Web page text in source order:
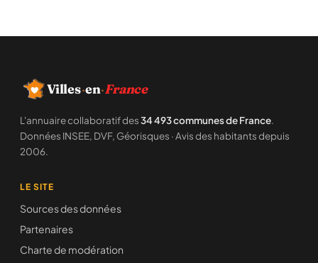
Villes·en·France
L'annuaire collaboratif des34 493 communes de France.
Données INSEE, DVF, Géorisques · Avis des habitants depuis
2006.
LE SITE
Sources des données
Partenaires
Charte de modération